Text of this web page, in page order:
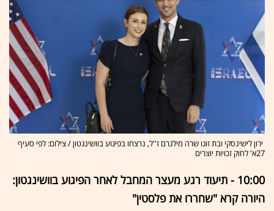
ירון לישינסקי ובת זוגו שרה מילגרם ז''ל, נרצחו בפיגוע בוושינגטון / צילום: לפי סעיף
27א' לחוק זכויות יוצרים
10:00 - תיעוד רגע מעצר המחבל לאחר הפיגוע בוושינגטון:
היורה קרא "שחררו את פלסטין"